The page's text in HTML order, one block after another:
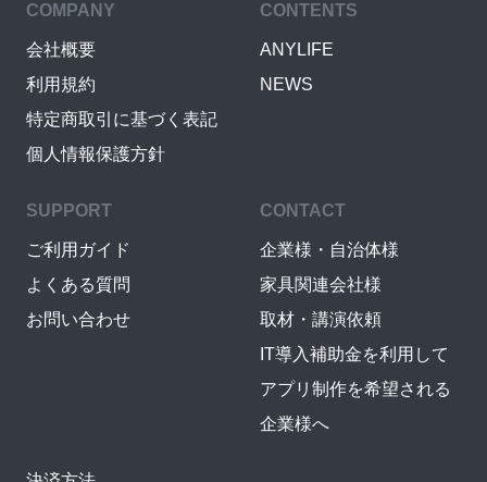
COMPANY
会社概要
利用規約
特定商取引に基づく表記
個人情報保護方針
CONTENTS
ANYLIFE
NEWS
SUPPORT
ご利用ガイド
よくある質問
お問い合わせ
CONTACT
企業様・自治体様
家具関連会社様
取材・講演依頼
IT導入補助金を利用して
アプリ制作を希望される
企業様へ